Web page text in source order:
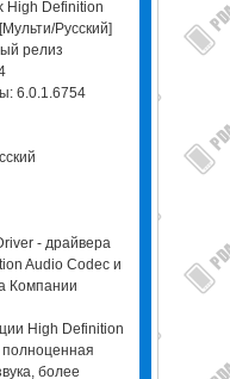
High Definition
Русский]
релиз
6.0.1.6754
- драйвера
Audio Codec и
Компании
High Definition
более